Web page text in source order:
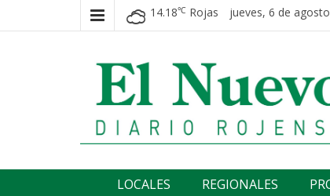
14.18℃ Rojas jueves, 6 de
El nuevo rojense
LOCALES REGIONALES